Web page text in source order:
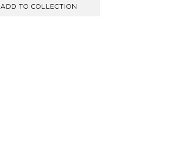
ADD TO COLLECTION